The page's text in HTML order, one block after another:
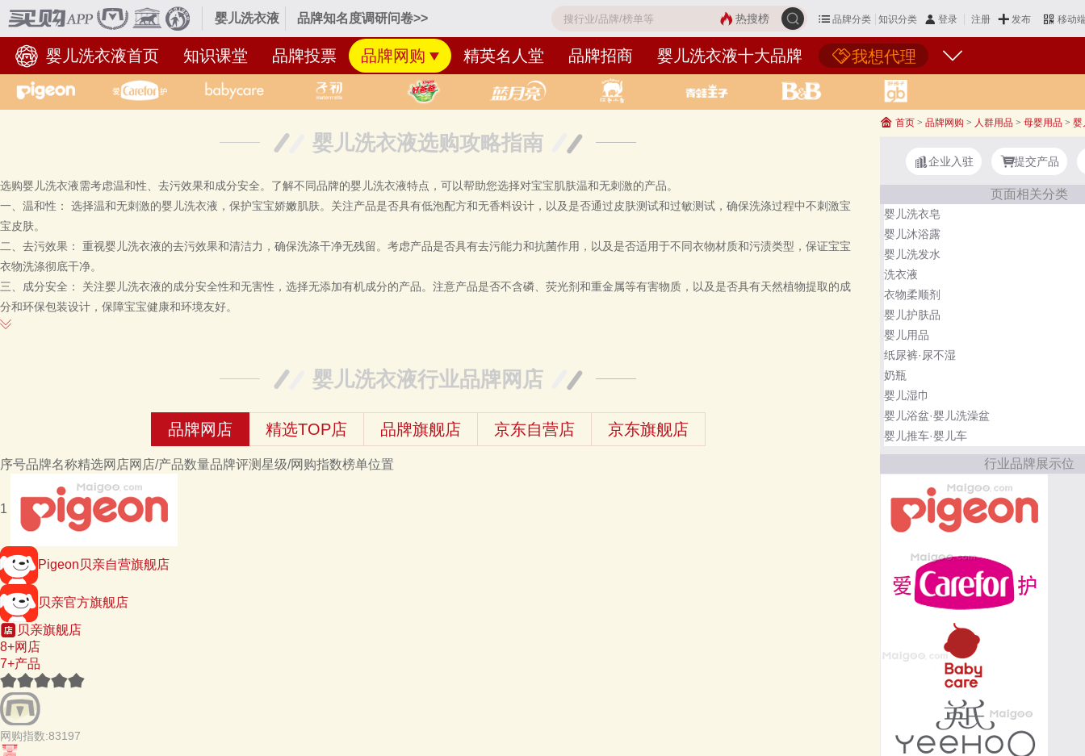
婴儿洗衣液 品牌知名度调研问卷>> 品牌分类 知识分类 登录 注册 发布 移动
热搜榜
婴儿洗衣液首页 知识课堂 品牌投票 品牌网购 精英名人堂 品牌招商 我想代理
婴儿洗衣液十大品牌
婴儿洗衣液选购攻略指南
选购婴儿洗衣液需考虑温和性、去污效果和成分安全。了解不同品牌的婴儿洗衣液特点，可以帮助您选择对宝宝肌肤温和无刺激的产品。
一、温和性： 选择温和无刺激的婴儿洗衣液，保护宝宝娇嫩肌肤。关注产品是否具有低泡配方和无香料设计，以及是否通过皮肤测试和过敏测试，确保洗涤过程中不刺激宝
宝皮肤。
二、去污效果： 重视婴儿洗衣液的去污效果和清洁力，确保洗涤干净无残留。考虑产品是否具有去污能力和抗菌作用，以及是否适用于不同衣物材质和污渍类型，保证宝宝
衣物洗涤彻底干净。
三、成分安全： 关注婴儿洗衣液的成分安全性和无害性，选择无添加有机成分的产品。注意产品是否不含磷、荧光剂和重金属等有害物质，以及是否具有天然植物提取的成
分和环保包装设计，保障宝宝健康和环境友好。
婴儿洗衣液行业品牌网店
品牌网店 精选TOP店 品牌旗舰店 京东自营店 京东旗舰店
序号品牌名称精选网店网店/产品数量品牌评测星级/网购指数榜单位置
1
Pigeon贝亲自营旗舰店
贝亲官方旗舰店
贝亲旗舰店
8+网店
7+产品
网购指数:83197
首页 > 品牌网购 > 人群用品 > 母婴用品 > 婴
企业入驻 提交产品
页面相关分类
婴儿洗衣皂
婴儿沐浴露
婴儿洗发水
洗衣液
衣物柔顺剂
婴儿护肤品
婴儿用品
纸尿裤·尿不湿
奶瓶
婴儿湿巾
婴儿浴盆·婴儿洗澡盆
婴儿推车·婴儿车
行业品牌展示位